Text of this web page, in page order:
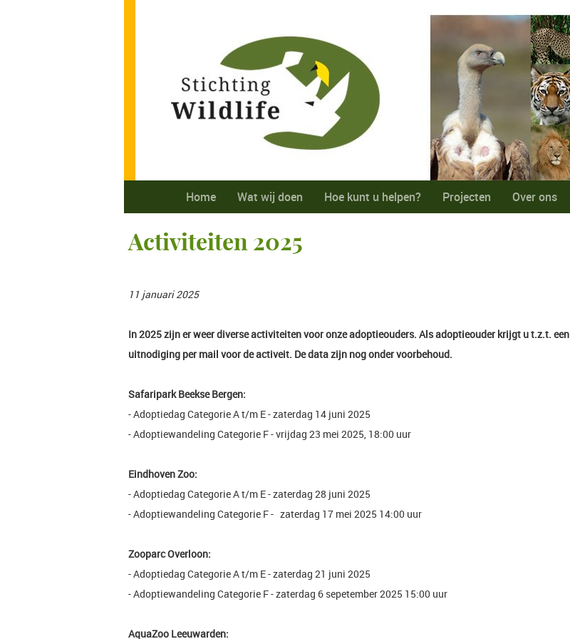
Home Wat wij doen Hoe kunt u helpen? Projecten Over ons
Activiteiten 2025
11 januari 2025
In 2025 zijn er weer diverse activiteiten voor onze adoptieouders. Als adoptieouder krijgt u t.z.t. een
uitnodiging per mail voor de activeit. De data zijn nog onder voorbehoud.
Safaripark Beekse Bergen:
- Adoptiedag Categorie A t/m E - zaterdag 14 juni 2025
- Adoptiewandeling Categorie F - vrijdag 23 mei 2025, 18:00 uur
Eindhoven Zoo:
- Adoptiedag Categorie A t/m E - zaterdag 28 juni 2025
- Adoptiewandeling Categorie F - zaterdag 17 mei 2025 14:00 uur
Zooparc Overloon:
- Adoptiedag Categorie A t/m E - zaterdag 21 juni 2025
- Adoptiewandeling Categorie F - zaterdag 6 sepetember 2025 15:00 uur
AquaZoo Leeuwarden: